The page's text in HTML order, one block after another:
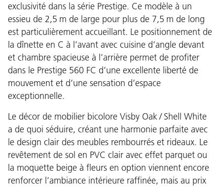
exclusivité dans la série Prestige. Ce modèle à un
essieu de 2,5 m de large pour plus de 7,5 m de long
est particulièrement accueillant. Le positionnement de
la dînette en C à l’avant avec cuisine d’angle devant
et chambre spacieuse à l’arrière permet de profiter
dans le Prestige 560 FC d’une excellente liberté de
mouvement et d’une sensation d’espace
exceptionnelle.
Le décor de mobilier bicolore Visby Oak / Shell White
a de quoi séduire, créant une harmonie parfaite avec
le design clair des meubles rembourrés et rideaux. Le
revêtement de sol en PVC clair avec effet parquet ou
la moquette beige à fleurs en option viennent encore
renforcer l’ambiance intérieure raffinée, mais au prix